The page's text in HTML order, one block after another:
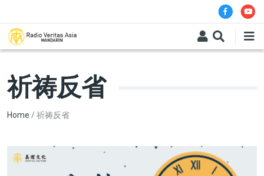
祈祷反省
Breadcrumb
Home 祈祷反省